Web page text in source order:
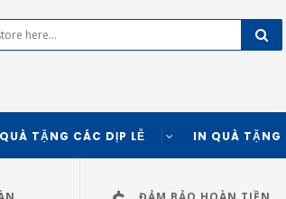
QUÀ TẶNG CÁC DỊP LỄ IN QUÀ TẶNG